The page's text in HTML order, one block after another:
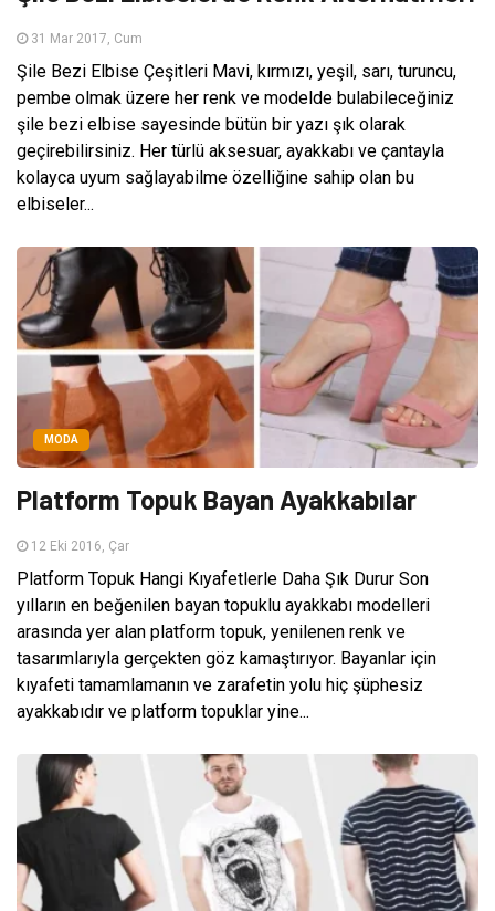
31 Mar 2017, Cum
Şile Bezi Elbise Çeşitleri Mavi, kırmızı, yeşil, sarı, turuncu,
pembe olmak üzere her renk ve modelde bulabileceğiniz
şile bezi elbise sayesinde bütün bir yazı şık olarak
geçirebilirsiniz. Her türlü aksesuar, ayakkabı ve çantayla
kolayca uyum sağlayabilme özelliğine sahip olan bu
elbiseler...
MODA
Platform Topuk Bayan Ayakkabılar
12 Eki 2016, Çar
Platform Topuk Hangi Kıyafetlerle Daha Şık Durur Son
yılların en beğenilen bayan topuklu ayakkabı modelleri
arasında yer alan platform topuk, yenilenen renk ve
tasarımlarıyla gerçekten göz kamaştırıyor. Bayanlar için
kıyafeti tamamlamanın ve zarafetin yolu hiç şüphesiz
ayakkabıdır ve platform topuklar yine...